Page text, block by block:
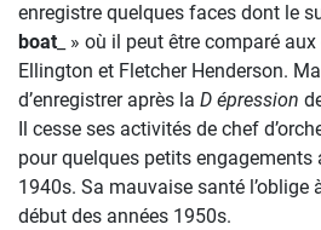
enregistre quelques faces dont le
boat _ » où il peut être comparé
Ellington et Fletcher Henderson.
d’enregistrer après la D épression
Il cesse ses activités de chef
pour quelques petits engagements
1940s. Sa mauvaise santé l’oblige
début des années 1950s.